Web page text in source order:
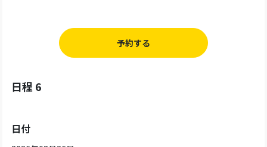
予約する
日程 6
日付